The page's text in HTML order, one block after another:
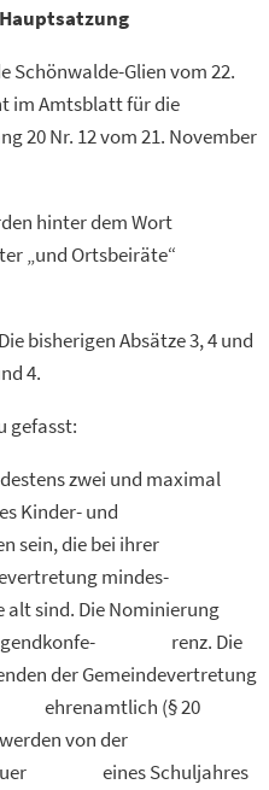
Schönwalde-Glien vom 22.
im Amtsblatt für die
20 Nr. 12 vom 21. November
hinter dem Wort
„und Ortsbeiräte“
bisherigen Absätze 3, 4 und
4.
gefasst:
zwei und maximal
des Kinder- und
sein, die bei ihrer
mindes-
alt sind. Die Nominierung
Jugendkonfe- renz. Die
der Gemeindevertretung
(§ 20
von der
Dauer eines Schuljahres